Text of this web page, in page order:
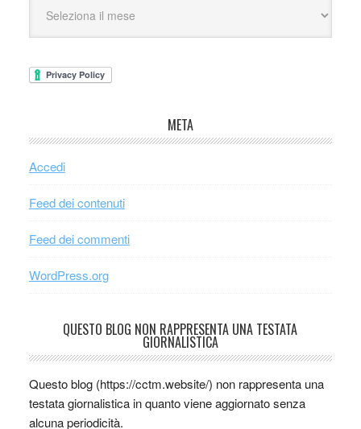
META
Accedi
Feed dei contenuti
Feed dei commenti
WordPress.org
QUESTO BLOG NON RAPPRESENTA UNA TESTATA
GIORNALISTICA
Questo blog (https://cctm.website/) non rappresenta una
testata giornalistica in quanto viene aggiornato senza
alcuna periodicità.